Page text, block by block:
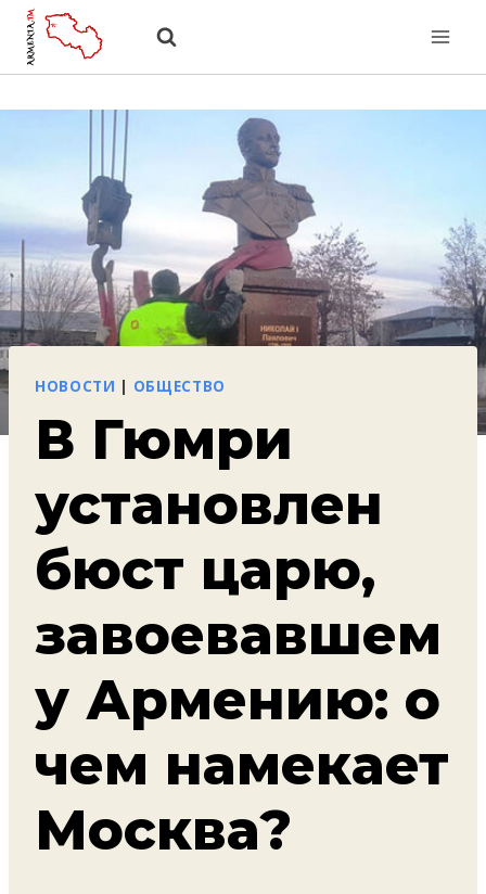
Перейти
НОВОСТИ ОБЩЕСТВО
В Гюмри
установлен
бюст царю,
завоевавшем
у Армению: о
чем намекает
Москва?